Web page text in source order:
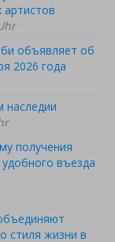
артистов
объявляет об
2026 года
наследии
получения
въезда
стиля жизни в